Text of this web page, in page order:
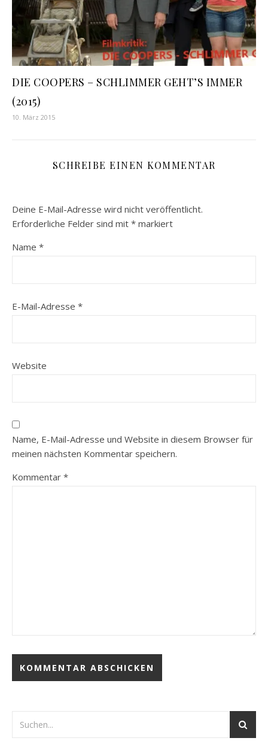
DIE COOPERS – SCHLIMMER GEHT’S IMMER
(2015)
10. März 2015
SCHREIBE EINEN KOMMENTAR
Deine E-Mail-Adresse wird nicht veröffentlicht.
Erforderliche Felder sind mit * markiert
Name *
E-Mail-Adresse *
Website
Name, E-Mail-Adresse und Website in diesem Browser für
meinen nächsten Kommentar speichern.
Kommentar *